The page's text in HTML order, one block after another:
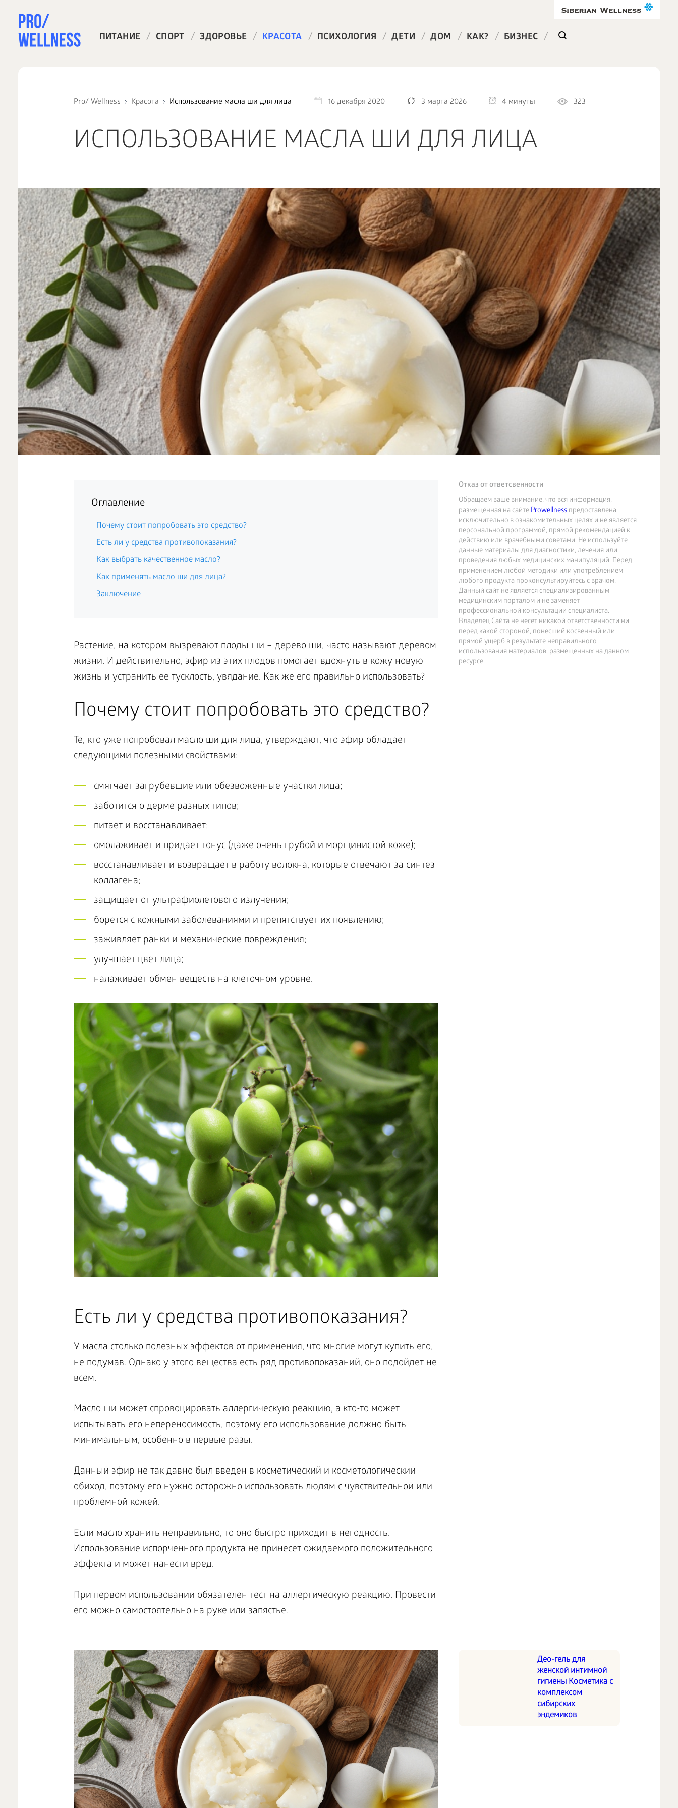
ПИТАНИЕ / СПОРТ / ЗДОРОВЬЕ / КРАСОТА / ПСИХОЛОГИЯ / ДЕТИ / ДОМ / КАК? / БИЗНЕС /
Pro/ Wellness Красота Использование масла ши для лица 16 декабря 2020 3 марта 2026 4 минуты 323
ИСПОЛЬЗОВАНИЕ МАСЛА ШИ ДЛЯ ЛИЦА
Отказ от ответсвенности
Обращаем ваше внимание, что вся информация,
размещённая на сайтеProwellnessпредоставлена
исключительно в ознакомительных целях и не является
персональной программой, прямой рекомендацией к
действию или врачебными советами. Не используйте
данные материалы для диагностики, лечения или
проведения любых медицинских манипуляций. Перед
применением любой методики или употреблением
любого продукта проконсультируйтесь с врачом.
Данный сайт не является специализированным
медицинским порталом и не заменяет
профессиональной консультации специалиста.
Владелец Сайта не несет никакой ответственности ни
перед какой стороной, понесший косвенный или
прямой ущерб в результате неправильного
использования материалов, размещенных на данном
ресурсе.
Оглавление
Почему стоит попробовать это средство?
Есть ли у средства противопоказания?
Как выбрать качественное масло?
Как применять масло ши для лица?
Заключение
Растение, на котором вызревают плоды ши – дерево ши, часто называют деревом
жизни. И действительно, эфир из этих плодов помогает вдохнуть в кожу новую
жизнь и устранить ее тусклость, увядание. Как же его правильно использовать?
Почему стоит попробовать это средство?
Те, кто уже попробовал масло ши для лица, утверждают, что эфир обладает
следующими полезными свойствами:
смягчает загрубевшие или обезвоженные участки лица;
заботится о дерме разных типов;
питает и восстанавливает;
омолаживает и придает тонус (даже очень грубой и морщинистой коже);
восстанавливает и возвращает в работу волокна, которые отвечают за синтез
коллагена;
защищает от ультрафиолетового излучения;
борется с кожными заболеваниями и препятствует их появлению;
заживляет ранки и механические повреждения;
улучшает цвет лица;
налаживает обмен веществ на клеточном уровне.
Есть ли у средства противопоказания?
У масла столько полезных эффектов от применения, что многие могут купить его,
не подумав. Однако у этого вещества есть ряд противопоказаний, оно подойдет не
всем.
Масло ши может спровоцировать аллергическую реакцию, а кто-то может
испытывать его непереносимость, поэтому его использование должно быть
минимальным, особенно в первые разы.
Данный эфир не так давно был введен в косметический и косметологический
обиход, поэтому его нужно осторожно использовать людям с чувствительной или
проблемной кожей.
Если масло хранить неправильно, то оно быстро приходит в негодность.
Использование испорченного продукта не принесет ожидаемого положительного
эффекта и может нанести вред.
При первом использовании обязателен тест на аллергическую реакцию. Провести
его можно самостоятельно на руке или запястье.
Део-гель для
женской интимной
гигиены Косметика с
комплексом
сибирских
эндемиков